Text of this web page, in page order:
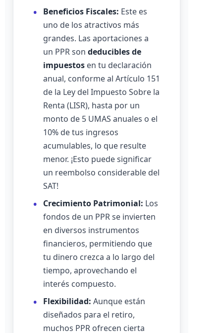
Beneficios Fiscales: Este es
uno de los atractivos más
grandes. Las aportaciones a
un PPR son deducibles de
impuestos en tu declaración
anual, conforme al Artículo 151
de la Ley del Impuesto Sobre la
Renta (LISR), hasta por un
monto de 5 UMAS anuales o el
10% de tus ingresos
acumulables, lo que resulte
menor. ¡Esto puede significar
un reembolso considerable del
SAT!
Crecimiento Patrimonial: Los
fondos de un PPR se invierten
en diversos instrumentos
financieros, permitiendo que
tu dinero crezca a lo largo del
tiempo, aprovechando el
interés compuesto.
Flexibilidad: Aunque están
diseñados para el retiro,
muchos PPR ofrecen cierta